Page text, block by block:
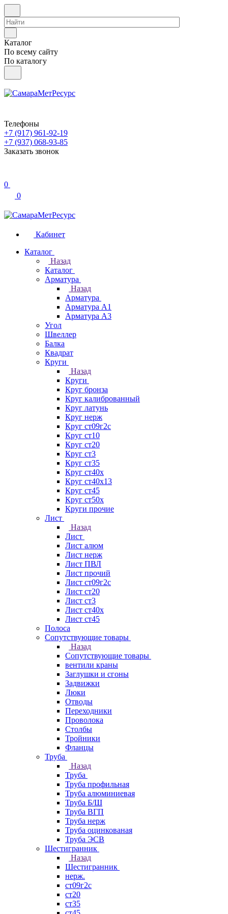
Каталог
По всему сайту
По каталогу
Телефоны
+7 (917) 961-92-19
+7 (937) 068-93-85
Заказать звонок
0
0
Кабинет
Каталог
Назад
Каталог
Арматура
Назад
Арматура
Арматура А1
Арматура А3
Угол
Швеллер
Балка
Квадрат
Круги
Назад
Круги
Круг бронза
Круг калиброванный
Круг латунь
Круг нерж
Круг ст09г2с
Круг ст10
Круг ст20
Круг ст3
Круг ст35
Круг ст40х
Круг ст40х13
Круг ст45
Круг ст50х
Круги прочие
Лист
Назад
Лист
Лист алюм
Лист нерж
Лист ПВЛ
Лист прочий
Лист ст09г2с
Лист ст20
Лист ст3
Лист ст40х
Лист ст45
Полоса
Сопутствующие товары
Назад
Сопутствующие товары
вентили краны
Заглушки и сгоны
Задвижки
Люки
Отводы
Переходники
Проволока
Столбы
Тройники
Фланцы
Труба
Назад
Труба
Труба профильная
Труба алюминиевая
Труба Б/Ш
Труба ВГП
Труба нерж
Труба оцинкованая
Труба ЭСВ
Шестигранник
Назад
Шестигранник
нерж.
ст09г2с
ст20
ст35